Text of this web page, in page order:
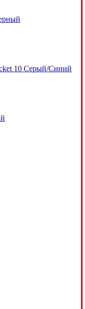
10 Серый/Синий